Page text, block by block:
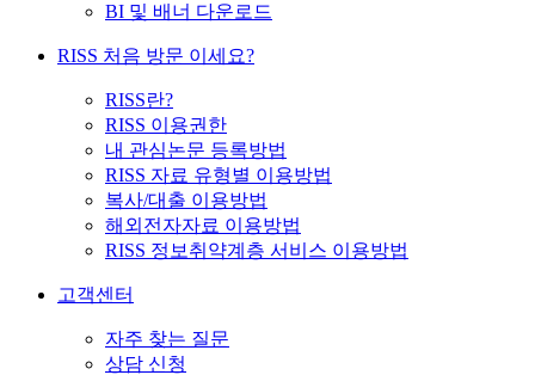
BI 및 배너 다운로드
RISS 처음 방문 이세요?
RISS란?
RISS 이용권한
내 관심논문 등록방법
RISS 자료 유형별 이용방법
복사/대출 이용방법
해외전자자료 이용방법
RISS 정보취약계층 서비스 이용방법
고객센터
자주 찾는 질문
상담 신청